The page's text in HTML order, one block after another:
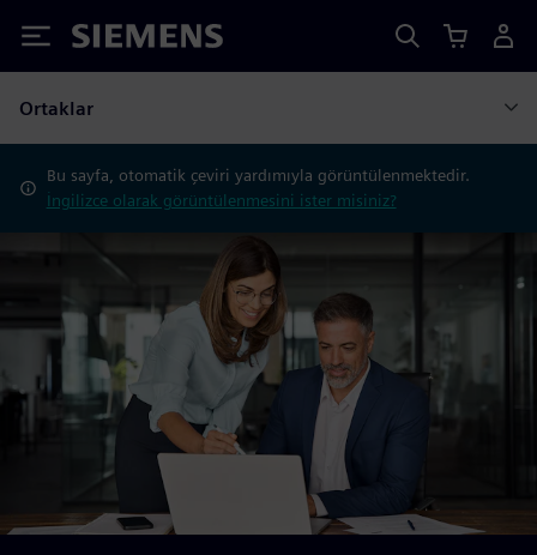
Siemens
Ortaklar
Bu sayfa, otomatik çeviri yardımıyla görüntülenmektedir.
İngilizce olarak görüntülenmesini ister misiniz?